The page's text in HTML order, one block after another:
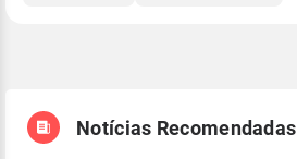
Notícias Recomendadas